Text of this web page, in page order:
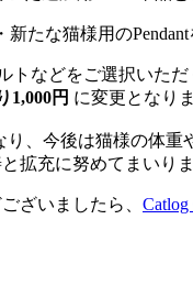
たな猫様用の
トなどをご選択いた
1,000円 に変更となり
り、今後は猫様の体
拡充に努めてまいり
ざいましたら、 Catlog